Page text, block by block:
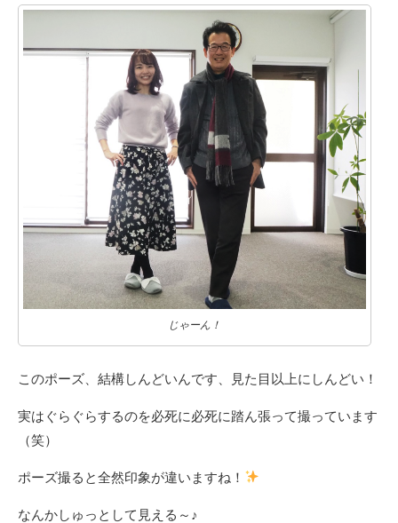
じゃーん！
このポーズ、結構しんどいんです、見た目以上にしんどい！
実はぐらぐらするのを必死に必死に踏ん張って撮っています
（笑）
ポーズ撮ると全然印象が違いますね！
なんかしゅっとして見える～♪